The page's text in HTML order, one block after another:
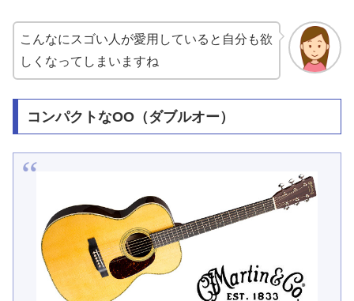
こんなにスゴい人が愛用していると自分も欲
しくなってしまいますね
コンパクトなOO（ダブルオー）